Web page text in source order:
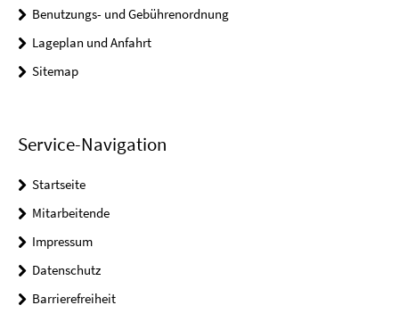
Benutzungs- und Gebührenordnung
Lageplan und Anfahrt
Sitemap
Service-Navigation
Startseite
Mitarbeitende
Impressum
Datenschutz
Barrierefreiheit